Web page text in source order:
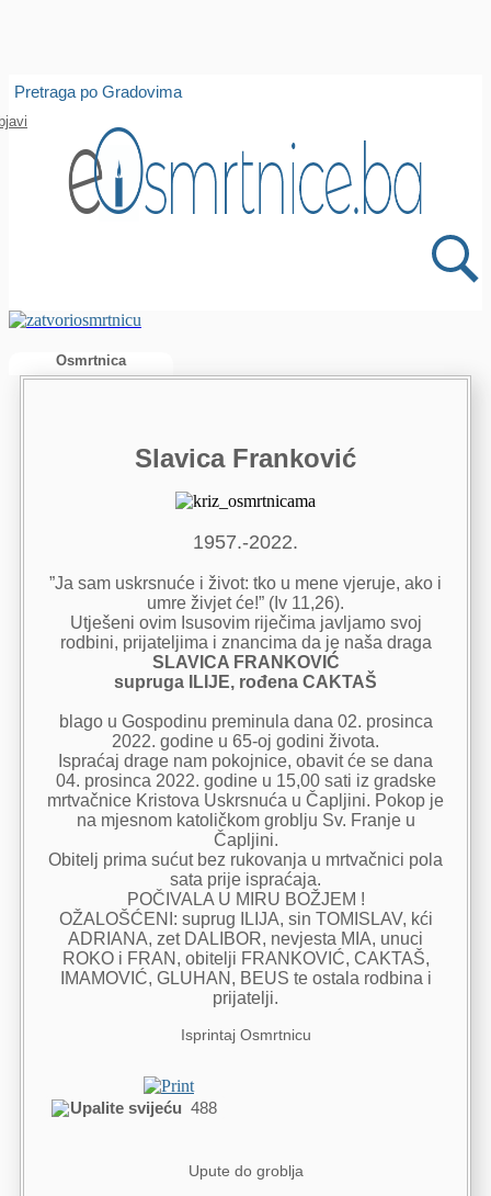
Otvori
Pretraga po Gradovima
Osmrtnica
Slavica Franković
1957.-2022.
”Ja sam uskrsnuće i život: tko u mene vjeruje, ako i
umre živjet će!” (Iv 11,26).
Utješeni ovim Isusovim riječima javljamo svoj
rodbini, prijateljima i znancima da je naša draga
SLAVICA FRANKOVIĆ
supruga ILIJE, rođena CAKTAŠ
blago u Gospodinu preminula dana 02. prosinca
2022. godine u 65-oj godini života.
Ispraćaj drage nam pokojnice, obavit će se dana
04. prosinca 2022. godine u 15,00 sati iz gradske
mrtvačnice Kristova Uskrsnuća u Čapljini. Pokop je
na mjesnom katoličkom groblju Sv. Franje u
Čapljini.
Obitelj prima sućut bez rukovanja u mrtvačnici pola
sata prije ispraćaja.
POČIVALA U MIRU BOŽJEM !
OŽALOŠĆENI: suprug ILIJA, sin TOMISLAV, kći
ADRIANA, zet DALIBOR, nevjesta MIA, unuci
ROKO i FRAN, obitelji FRANKOVIĆ, CAKTAŠ,
IMAMOVIĆ, GLUHAN, BEUS te ostala rodbina i
prijatelji.
Isprintaj Osmrtnicu
Upalite svijeću 488
Upute do groblja